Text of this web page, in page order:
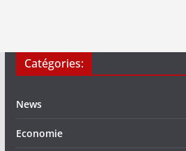
Catégories:
News
Economie